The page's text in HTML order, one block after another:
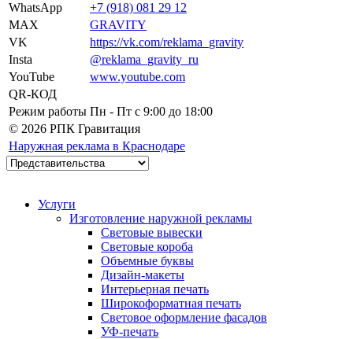
WhatsApp
+7 (918) 081 29 12
MAX
GRAVITY
VK
https://vk.com/reklama_gravity
Insta
@reklama_gravity_ru
YouTube
www.youtube.com
QR-КОД
Режим работы Пн - Пт c 9:00 до 18:00
© 2026 РПК Гравитация
Наружная реклама в Краснодаре
Услуги
Изготовление наружной рекламы
Световые вывески
Световые короба
Объемные буквы
Дизайн-макеты
Интерьерная печать
Широкоформатная печать
Световое оформление фасадов
УФ-печать